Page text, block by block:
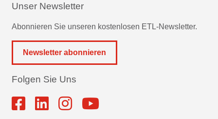
Unser Newsletter
Abonnieren Sie unseren kostenlosen ETL-Newsletter.
Newsletter abonnieren
Folgen Sie Uns